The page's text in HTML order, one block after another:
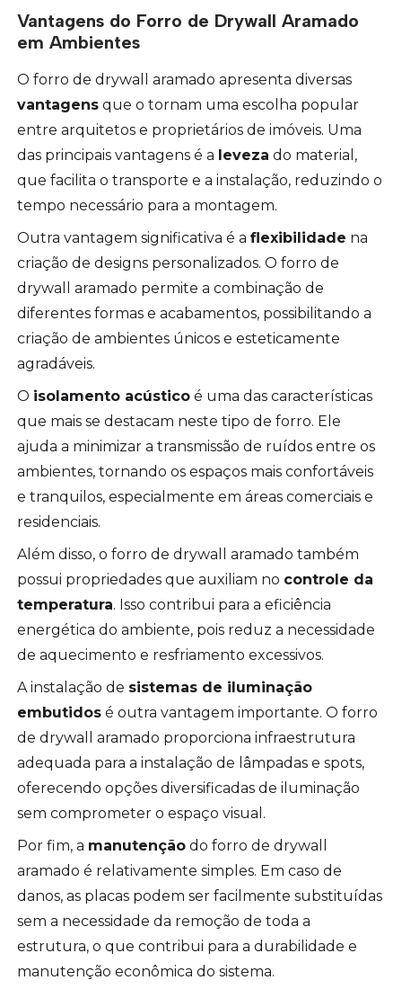
Vantagens do Forro de Drywall Aramado
em Ambientes
O forro de drywall aramado apresenta diversas
vantagens que o tornam uma escolha popular
entre arquitetos e proprietários de imóveis. Uma
das principais vantagens é a leveza do material,
que facilita o transporte e a instalação, reduzindo o
tempo necessário para a montagem.
Outra vantagem significativa é aflexibilidade na
criação de designs personalizados. O forro de
drywall aramado permite a combinação de
diferentes formas e acabamentos, possibilitando a
criação de ambientes únicos e esteticamente
agradáveis.
O isolamento acústico é uma das características
que mais se destacam neste tipo de forro. Ele
ajuda a minimizar a transmissão de ruídos entre os
ambientes, tornando os espaços mais confortáveis
e tranquilos, especialmente em áreas comerciais e
residenciais.
Além disso, o forro de drywall aramado também
possui propriedades que auxiliam no controle da
temperatura. Isso contribui para a eficiência
energética do ambiente, pois reduz a necessidade
de aquecimento e resfriamento excessivos.
A instalação de sistemas de iluminação
embutidos é outra vantagem importante. O forro
de drywall aramado proporciona infraestrutura
adequada para a instalação de lâmpadas e spots,
oferecendo opções diversificadas de iluminação
sem comprometer o espaço visual.
Por fim, a manutenção do forro de drywall
aramado é relativamente simples. Em caso de
danos, as placas podem ser facilmente substituídas
sem a necessidade da remoção de toda a
estrutura, o que contribui para a durabilidade e
manutenção econômica do sistema.